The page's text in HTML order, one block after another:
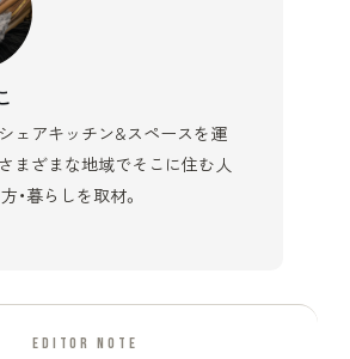
ェアキッチン&スペースを運
まざまな地域でそこに住む人
・暮らしを取材。
EDITOR NOTE